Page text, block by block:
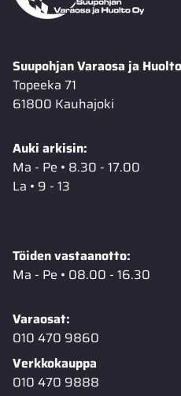
Suupohjan Varaosa ja
Topeeka 71
61800 Kauhajoki
Auki arkisin:
Ma - Pe • 8.30 - 17.00
La • 9 - 13
Töiden vastaanotto:
Ma - Pe • 08.00 - 16.30
Varaosat:
010 470 9860
Verkkokauppa
010 470 9888